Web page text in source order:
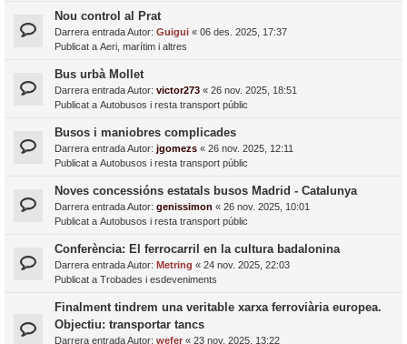
Nou control al Prat
Darrera entrada Autor: Guigui « 06 des. 2025, 17:37
Publicat a Aeri, marítim i altres
Bus urbà Mollet
Darrera entrada Autor: victor273 « 26 nov. 2025, 18:51
Publicat a Autobusos i resta transport públic
Busos i maniobres complicades
Darrera entrada Autor: jgomezs « 26 nov. 2025, 12:11
Publicat a Autobusos i resta transport públic
Noves concessións estatals busos Madrid - Catalunya
Darrera entrada Autor: genissimon « 26 nov. 2025, 10:01
Publicat a Autobusos i resta transport públic
Conferència: El ferrocarril en la cultura badalonina
Darrera entrada Autor: Metring « 24 nov. 2025, 22:03
Publicat a Trobades i esdeveniments
Finalment tindrem una veritable xarxa ferroviària europea.
Objectiu: transportar tancs
Darrera entrada Autor: wefer « 23 nov. 2025, 13:22